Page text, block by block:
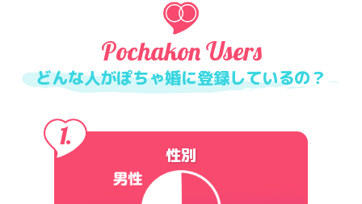
Pochakon Users
どんな人がぽちゃ婚に登録しているの？
性別